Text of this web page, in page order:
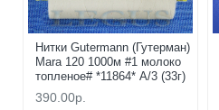
Нитки Gutermann (Гутерман)
Mara 120 1000м #1 молоко
топленое# *11864* A/3 (33г)
390.00р.